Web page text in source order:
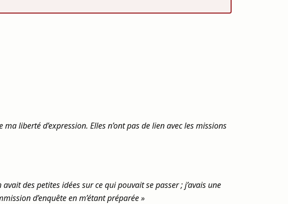
liberté d’expression. Elles n’ont pas de lien avec les missions
des petites idées sur ce qui pouvait se passer ; j’avais une
d’enquête en m’étant préparée »